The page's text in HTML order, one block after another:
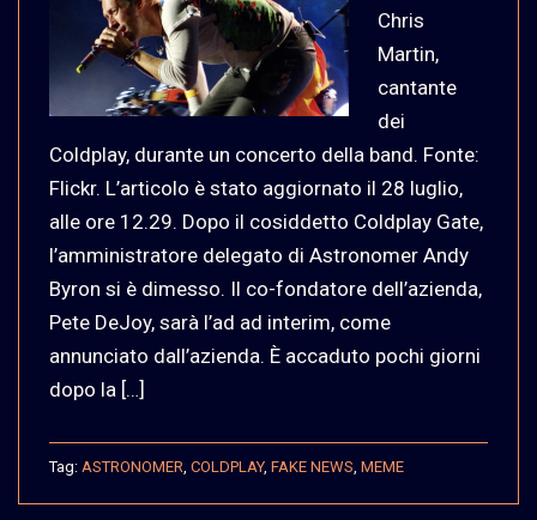
Chris
Martin,
cantante
dei
Coldplay, durante un concerto della band. Fonte:
Flickr. L’articolo è stato aggiornato il 28 luglio,
alle ore 12.29. Dopo il cosiddetto Coldplay Gate,
l’amministratore delegato di Astronomer Andy
Byron si è dimesso. Il co-fondatore dell’azienda,
Pete DeJoy, sarà l’ad ad interim, come
annunciato dall’azienda. È accaduto pochi giorni
dopo la […]
Tag: ASTRONOMER COLDPLAY, FAKE NEWS MEME